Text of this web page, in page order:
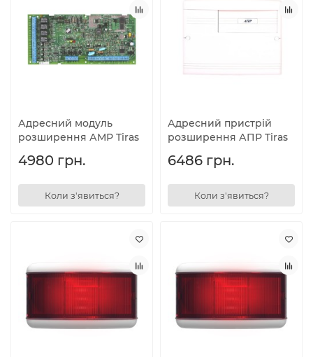
Адресний модуль
розширення АМР Tiras
4980 грн.
Коли з'явиться?
Адресний пристрій
розширення АПР Tiras
6486 грн.
Коли з'явиться?